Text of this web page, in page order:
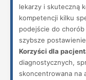
lekarzy i skuteczną
kompetencji kilku
podejście do chorób
szybsze
Korzyści dla
diagnostycznych,
skoncentrowana na